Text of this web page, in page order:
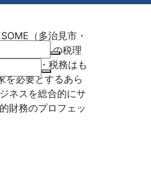
（多治見市・
-地域No1 の税理
– 会計・税務はも
を必要とするあら
ネスを総合的にサ
財務のプロフェッ